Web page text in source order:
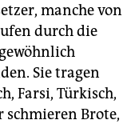
manche von
durch die
Sie tragen
Farsi, Türkisch,
schmieren Brote,